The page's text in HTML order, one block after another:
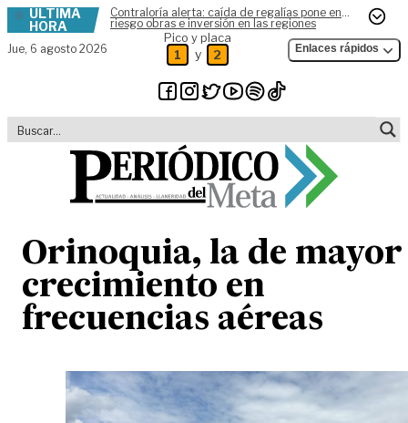
Skip to content
ÚLTIMA
HORA
Contraloría alerta: caída de regalías pone en
riesgo obras e inversión en las regiones
Jue, 6 agosto 2026
Pico y placa
1 y 2 Enlaces rápidos
Orinoquia, la de mayor
crecimiento en
frecuencias aéreas